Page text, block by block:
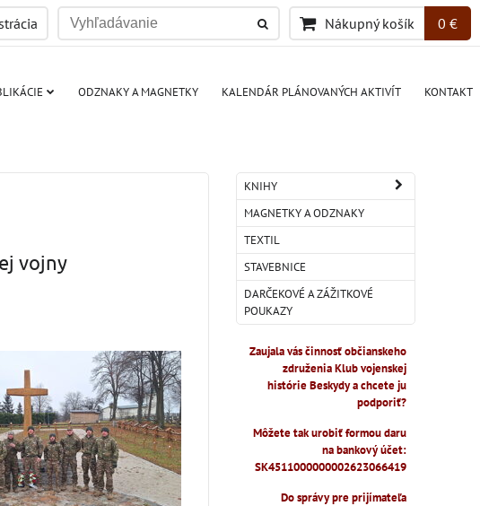
Nákupný košík 0 €
ODZNAKY A MAGNETKY KALENDÁR PLÁNOVANÝCH AKTIVÍT KONTAKT
vojny
KNIHY
MAGNETKY A ODZNAKY
TEXTIL
STAVEBNICE
DARČEKOVÉ A ZÁŽITKOVÉ
POUKAZY
Zaujala vás činnosť občianskeho
združenia Klub vojenskej
histórie Beskydy a chcete ju
podporiť?
Môžete tak urobiť formou daru
na bankový účet:
SK4511000000002623066419
Do správy pre prijímateľa